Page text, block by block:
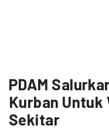
PDAM
Kurban Untuk
Sekitar